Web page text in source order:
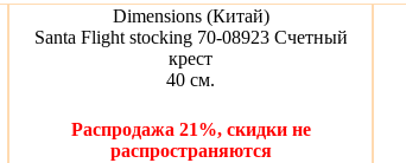
Dimensions (Китай)
Santa Flight stocking 70-08923 Счетный
крест
40 см.
Распродажа 21%, скидки не
распространяются